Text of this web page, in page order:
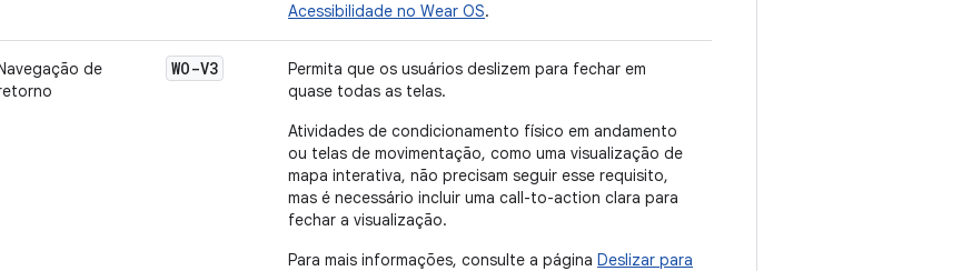
Acessibilidade no Wear OS.
de
WO-V3
Permita que os usuários deslizem para fechar em
quase todas as telas.
Atividades de condicionamento físico em andamento
ou telas de movimentação, como uma visualização de
mapa interativa, não precisam seguir esse requisito,
mas é necessário incluir uma call-to-action clara para
fechar a visualização.
Para mais informações, consulte a página Deslizar para